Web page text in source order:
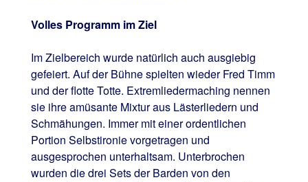
Volles Programm im Ziel
Im Zielbereich wurde natürlich auch ausgiebig
gefeiert. Auf der Bühne spielten wieder Fred Timm
und der flotte Totte. Extremliedermaching nennen
sie ihre amüsante Mixtur aus Lästerliedern und
Schmähungen. Immer mit einer ordentlichen
Portion Selbstironie vorgetragen und
ausgesprochen unterhaltsam. Unterbrochen
wurden die drei Sets der Barden von den